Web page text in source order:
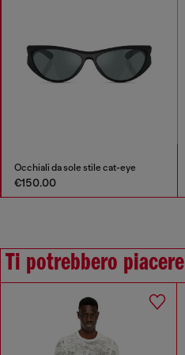
Occhiali da sole stile cat-eye
€150.00
Ti potrebbero piacere